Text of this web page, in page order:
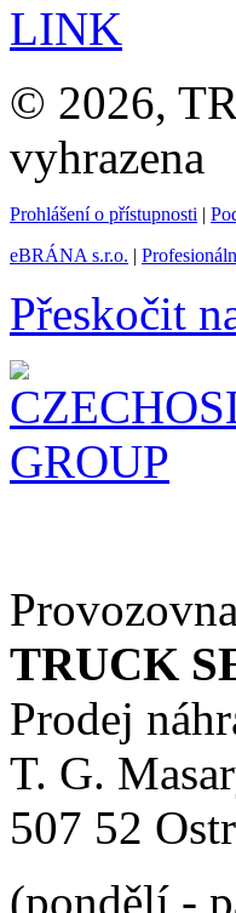
LINK
© 2026,
vyhrazena
Prohlášení o přístupnosti |
eBRÁNA s.r.o. |
Přeskočit
TRUCK
Prodej
T. G.
507 52
(pondělí -